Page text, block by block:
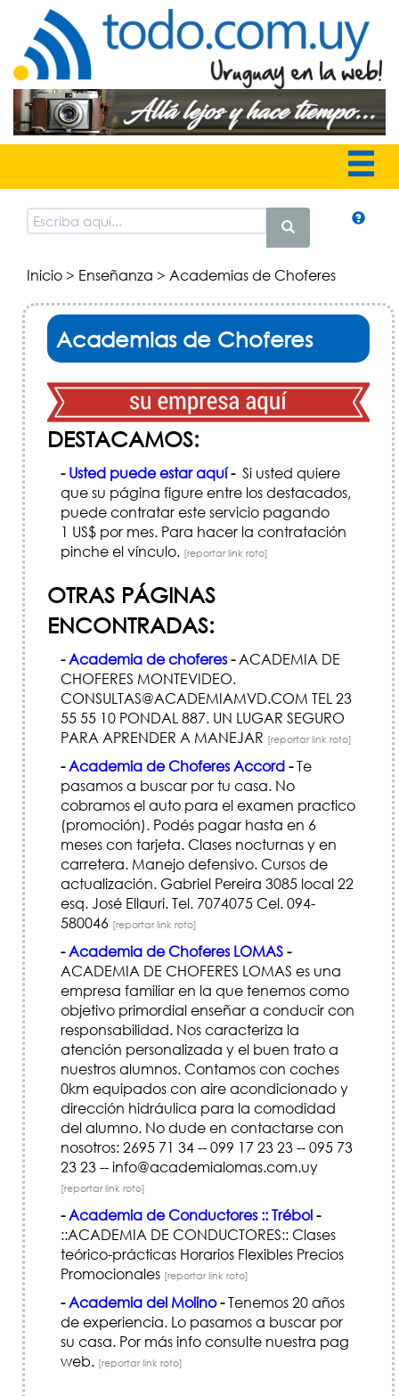
Inicio> Enseñanza > Academias de Choferes
Academias de Choferes
DESTACAMOS:
- Usted puede estar aquí-Si usted quiere
que su página figure entre los destacados,
puede contratar este servicio pagando
1 US$ por mes. Para hacer la contratación
pinche el vínculo. [reportar link roto]
OTRAS PÁGINAS
ENCONTRADAS:
-Academia de choferes-ACADEMIA DE
CHOFERES MONTEVIDEO.
CONSULTAS@ACADEMIAMVD.COM TEL 23
55 55 10 PONDAL 887. UN LUGAR SEGURO
PARA APRENDER A MANEJAR [reportar link roto]
-Academia de Choferes Accord-Te
pasamos a buscar por tu casa. No
cobramos el auto para el examen practico
(promoción). Podés pagar hasta en 6
meses con tarjeta. Clases nocturnas y en
carretera. Manejo defensivo. Cursos de
actualización. Gabriel Pereira 3085 local 22
esq. José Ellauri. Tel. 7074075 Cel. 094-
580046 [reportar link roto]
-Academia de Choferes LOMAS-
ACADEMIA DE CHOFERES LOMAS es una
empresa familiar en la que tenemos como
objetivo primordial enseñar a conducir con
responsabilidad. Nos caracteriza la
atención personalizada y el buen trato a
nuestros alumnos. Contamos con coches
0km equipados con aire acondicionado y
dirección hidráulica para la comodidad
del alumno. No dude en contactarse con
nosotros: 2695 71 34 -- 099 17 23 23 -- 095 73
23 23 -- info@academialomas.com.uy
[reportar link roto]
-Academia de Conductores :: Trébol-
::ACADEMIA DE CONDUCTORES:: Clases
teórico-prácticas Horarios Flexibles Precios
Promocionales [reportar link roto]
-Academia del Molino-Tenemos 20 años
de experiencia. Lo pasamos a buscar por
su casa. Por más info consulte nuestra pag
web. [reportar link roto]